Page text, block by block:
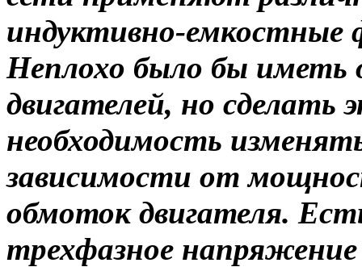
индуктивно-емкостные
Неплохо было бы иметь
двигателей, но сделать
необходимость
зависимости от
обмоток двигателя.
трехфазное